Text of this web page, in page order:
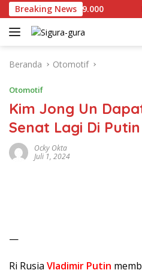
Langsung
ke
konten
Breaking News
Rp2.679.000 Fast
Beranda Otomotif
Otomotif
Kim Jong Un
Senat Lagi Di Putin
Ocky Okta
Juli 1, 2024
—
Ri Rusia Vladimir Putin